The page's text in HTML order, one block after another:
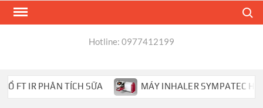
Skip
Hotline: 0977412199
FT IR PHÂN TÍCH SỮA MÁY INHALER SYMPATEC